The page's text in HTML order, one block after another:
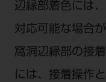
辺縁部着色には
対応可能な場合
窩洞辺縁部の接
には、接着操作